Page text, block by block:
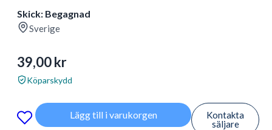
Skick: Begagnad
Sverige
39,00kr
Köparskydd
Lägg till i varukorgen
Kontakta
säljare